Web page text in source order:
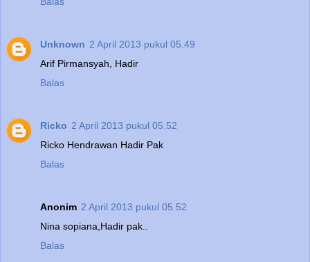
Unknown 2 April 2013 pukul 05.49
Arif Pirmansyah, Hadir
Balas
Ricko 2 April 2013 pukul 05.52
Ricko Hendrawan Hadir Pak
Balas
Anonim 2 April 2013 pukul 05.52
Nina sopiana,Hadir pak..
Balas